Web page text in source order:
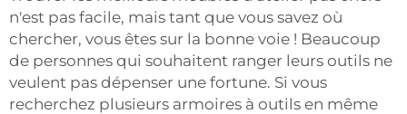
n'est pas facile, mais tant que vous savez où
chercher, vous êtes sur la bonne voie ! Beaucoup
de personnes qui souhaitent ranger leurs outils ne
veulent pas dépenser une fortune. Si vous
recherchez plusieurs armoires à outils en même